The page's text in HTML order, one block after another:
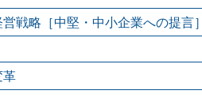
戦略［中堅・中小企業への提言］
革